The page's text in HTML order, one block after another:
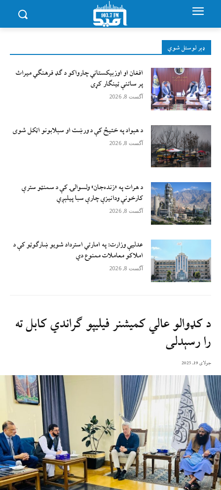
ډېر لوستل شوي
افغان او اوزبیکستاني چارواکو د ګډ فرهنګي میراث
پر ساتنې ټینګار کړی
آگست 8, 2026
د هېواد په ختیځ کې د ورښت او سېلابونو اټکل شوی
آگست 8, 2026
د هرات په «زنده‌جان» ولسوالۍ کې د سمنټو سترې
کارخونې ودانیزې چارې سبا پیلېږي
آگست 8, 2026
عدلیې وزارت: په امارتي استرداد شویو ښارګوټو کې د
املاکو معاملات ممنوع دي
آگست 8, 2026
د کډوالو عالي کمیشنر فیلیپو ګراندي کابل ته
را رسېدلی
جولای 19, 2025